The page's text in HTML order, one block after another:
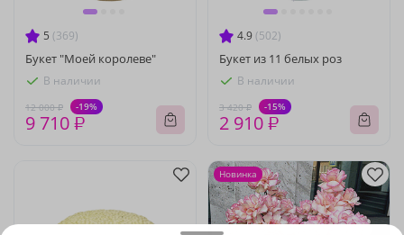
5 (369)
Букет "Моей королеве"
В наличии
12 000 ₽ -19%
9 710 ₽
4.9 (502)
Букет из 11 белых роз
В наличии
3 420 ₽ -15%
2 910 ₽
Новинка